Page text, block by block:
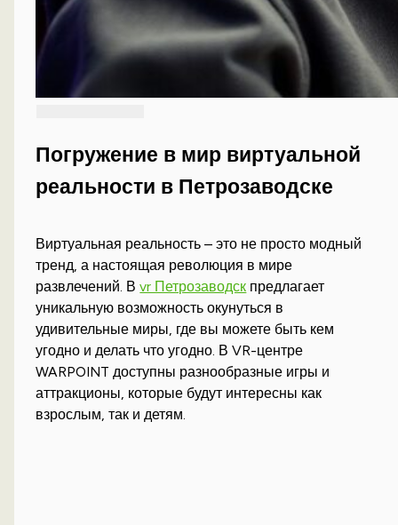
Погружение в мир виртуальной
реальности в Петрозаводске
Виртуальная реальность – это не просто модный
тренд, а настоящая революция в мире
развлечений. Вvr Петрозаводск предлагает
уникальную возможность окунуться в
удивительные миры, где вы можете быть кем
угодно и делать что угодно. В VR-центре
WARPOINT доступны разнообразные игры и
аттракционы, которые будут интересны как
взрослым, так и детям.